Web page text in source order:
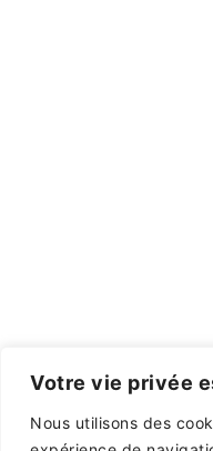
Votre vie privée
Nous utilisons des